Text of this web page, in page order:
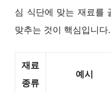
심 식단에 맞는 재료를
맞추는 것이 핵심입니다.
재료
종류
예시